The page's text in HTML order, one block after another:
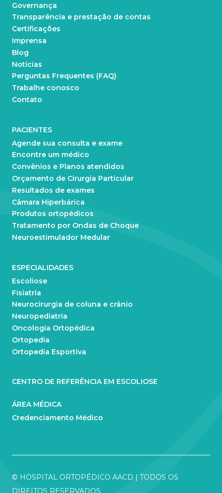
Governança
Transparência e prestação de contas
Certificações
Imprensa
Blog
Notícias
Perguntas Frequentes (FAQ)
Trabalhe conosco
Contato
PACIENTES
Agende sua consulta e exame
Encontre um médico
Convênios e Planos atendidos
Orçamento de Cirurgia Particular
Resultados de exames
Câmara Hiperbárica
Produtos ortopédicos
Tratamento por Ondas de Choque
Neuroestimulador Medular
ESPECIALIDADES
Escoliose
Fisiatria
Neurocirurgia de coluna e crânio
Neuropediatria
Oncologia Ortopédica
Ortopedia
Ortopedia Esportiva
CENTRO DE REFERÊNCIA EM ESCOLIOSE
ÁREA MÉDICA
Credenciamento Médico
© HOSPITAL ORTOPÉDICO AACD | TODOS OS
DIREITOS RESERVADOS